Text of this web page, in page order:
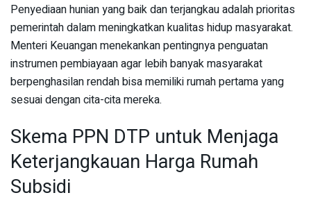
Penyediaan hunian yang baik dan terjangkau adalah prioritas
pemerintah dalam meningkatkan kualitas hidup masyarakat.
Menteri Keuangan menekankan pentingnya penguatan
instrumen pembiayaan agar lebih banyak masyarakat
berpenghasilan rendah bisa memiliki rumah pertama yang
sesuai dengan cita-cita mereka.
Skema PPN DTP untuk Menjaga
Keterjangkauan Harga Rumah
Subsidi